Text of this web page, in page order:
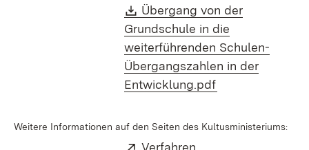
Download:
Übergang von der
Grundschule in die
weiterführenden Schulen-
Übergangszahlen in der
Entwicklung.pdf
Weitere Informationen auf den Seiten des Kultusministeriums:
Extern:
Verfahren